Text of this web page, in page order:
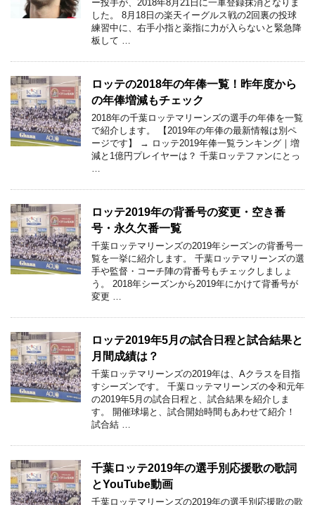
ー投手が、2018年8月21日に一軍登録抹消となりま
した。 8月18日の楽天イーグルス戦の2回裏の投球
練習中に、右手小指と薬指に力が入らないと緊急降
板して …
ロッテの2018年の年俸一覧！昨年度から
の年俸増減もチェック
2018年の千葉ロッテマリーンズの選手の年俸を一覧
で紹介します。 【2019年の年俸の最新情報は別ペ
ージです】 → ロッテ2019年俸一覧ランキング｜増
減と1億円プレイヤーは？ 千葉ロッテファンにとっ
ロッテ2019年の背番号の変更・空き番
号・永久欠番一覧
千葉ロッテマリーンズの2019年シーズンの背番号一
覧を一挙に紹介します。 千葉ロッテマリーンズの選
手や監督・コーチ陣の背番号もチェックしましょ
う。 2018年シーズンから2019年にかけて背番号が
変更 …
ロッテ2019年5月の試合日程と試合結果と
月間成績は？
千葉ロッテマリーンズの2019年は、Aクラスを目指
すシーズンです。 千葉ロッテマリーンズの令和元年
の2019年5月の試合日程と、試合結果を紹介しま
す。 開催球場と、試合開始時間もあわせて紹介！
試合結 …
千葉ロッテ2019年の選手別応援歌の歌詞
とYouTube動画
千葉ロッテマリーンズの2019年の選手別応援歌の歌